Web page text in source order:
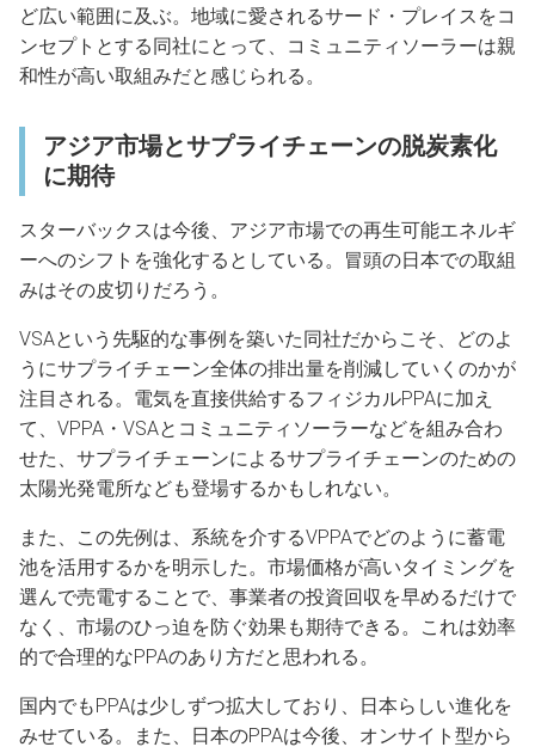
ど広い範囲に及ぶ。地域に愛されるサード・プレイスをコ
ンセプトとする同社にとって、コミュニティソーラーは親
和性が高い取組みだと感じられる。
アジア市場とサプライチェーンの脱炭素化
に期待
スターバックスは今後、アジア市場での再生可能エネルギ
ーへのシフトを強化するとしている。冒頭の日本での取組
みはその皮切りだろう。
VSAという先駆的な事例を築いた同社だからこそ、どのよ
うにサプライチェーン全体の排出量を削減していくのかが
注目される。電気を直接供給するフィジカルPPAに加え
て、VPPA・VSAとコミュニティソーラーなどを組み合わ
せた、サプライチェーンによるサプライチェーンのための
太陽光発電所なども登場するかもしれない。
また、この先例は、系統を介するVPPAでどのように蓄電
池を活用するかを明示した。市場価格が高いタイミングを
選んで売電することで、事業者の投資回収を早めるだけで
なく、市場のひっ迫を防ぐ効果も期待できる。これは効率
的で合理的なPPAのあり方だと思われる。
国内でもPPAは少しずつ拡大しており、日本らしい進化を
みせている。また、日本のPPAは今後、オンサイト型から